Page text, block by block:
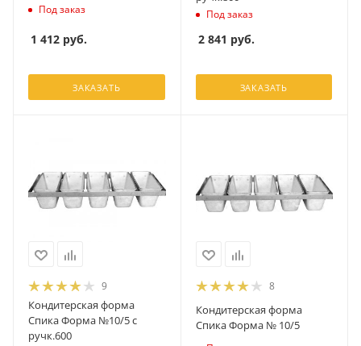
Под заказ
1 412 руб.
ЗАКАЗАТЬ
Под заказ
2 841 руб.
ЗАКАЗАТЬ
9
Кондитерская форма
Спика Форма №10/5 с
ручк.600
8
Кондитерская форма
Спика Форма № 10/5